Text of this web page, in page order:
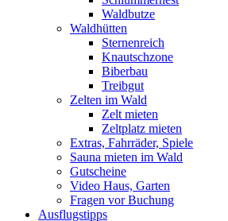
Waldbutze
Waldhütten
Sternenreich
Knautschzone
Biberbau
Treibgut
Zelten im Wald
Zelt mieten
Zeltplatz mieten
Extras, Fahrräder, Spiele
Sauna mieten im Wald
Gutscheine
Video Haus, Garten
Fragen vor Buchung
Ausflugstipps